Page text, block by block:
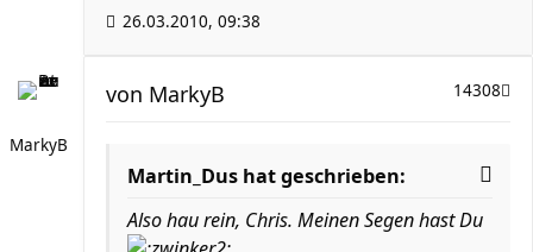
26.03.2010, 09:38
MarkyB
14308
von MarkyB
Martin_Dus hat geschrieben:
Also hau rein, Chris. Meinen Segen hast Du